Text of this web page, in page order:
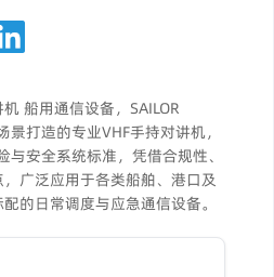
船用通信设备，SAILOR
打造的专业VHF手持对讲机，
与安全系统标准，凭借合规性、
广泛应用于各类船舶、港口及
的日常调度与应急通信设备。